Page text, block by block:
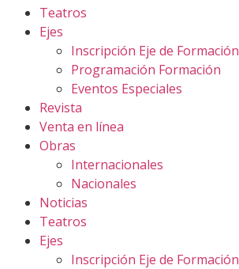
Teatros
Ejes
Inscripción Eje de Formación
Programación Formación
Eventos Especiales
Revista
Venta en línea
Obras
Internacionales
Nacionales
Noticias
Teatros
Ejes
Inscripción Eje de Formación